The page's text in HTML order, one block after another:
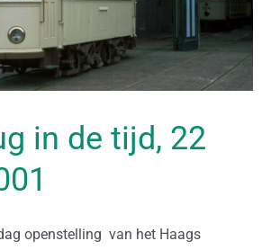
in de tijd, 22
openstelling van het Haags